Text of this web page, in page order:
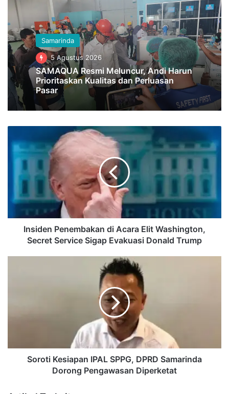
Samarinda
5 Agustus 2026
SAMAQUA Resmi Meluncur, Andi Harun
Prioritaskan Kualitas dan Perluasan
Pasar
Penembakan
Acara
Secret
Service
Sigap
Evakuasi
Donald
Insiden Penembakan di Acara Elit Washington,
Secret Service Sigap Evakuasi Donald Trump
Diperketat
Soroti Kesiapan IPAL SPPG, DPRD Samarinda
Dorong Pengawasan Diperketat